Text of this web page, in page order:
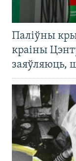
Паліўны
краіны
заяўляюць,